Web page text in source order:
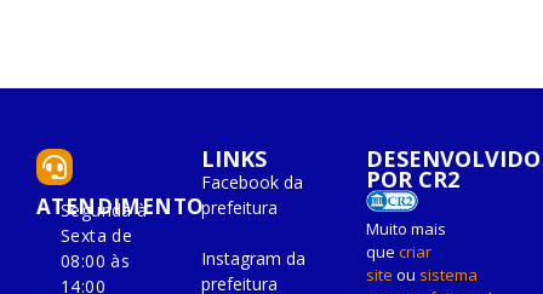
ATENDIMENTO
Segunda à
Sexta de
08:00 às
14:00
LINKS
Facebook da
prefeitura
Instagram da
prefeitura
DESENVOLVIDO
POR CR2
Muito mais
que criar
site ou sistema